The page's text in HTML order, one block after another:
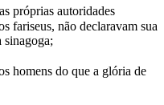
próprias autoridades
fariseus, não declaravam sua
sinagoga;
homens do que a glória de